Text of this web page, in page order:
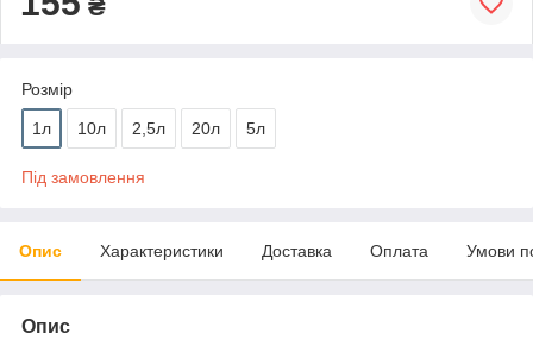
₴
Розмір
1л 10л 2,5л 20л 5л
Під замовлення
Опис Характеристики Доставка Оплата Умови
Опис